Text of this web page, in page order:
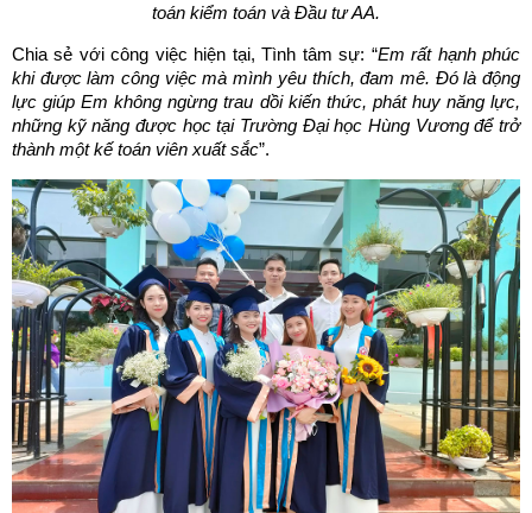
toán kiểm toán và Đầu tư AA.
Chia sẻ với công việc hiện tại, Tình tâm sự: “Em rất hạnh phúc
khi được làm công việc mà mình yêu thích, đam mê. Đó là động
lực giúp Em không ngừng trau dồi kiến thức, phát huy năng lực,
những kỹ năng được học tại Trường Đại học Hùng Vương để trở
thành một kế toán viên xuất sắc”.